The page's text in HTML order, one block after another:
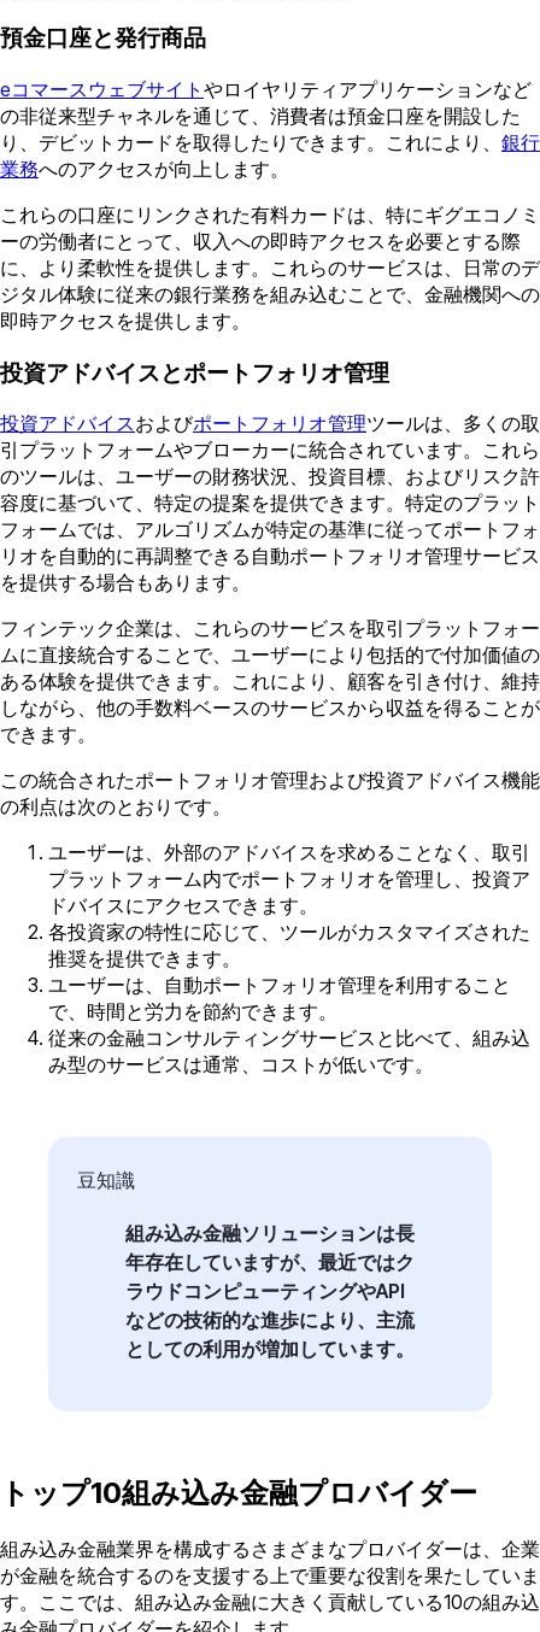
預金口座と発行商品
eコマースウェブサイト やロイヤリティアプリケーションなど
の非従来型チャネルを通じて、消費者は預金口座を開設した
り、デビットカードを取得したりできます。これにより、 銀行
業務へのアクセスが向上します。
これらの口座にリンクされた有料カードは、特にギグエコノミ
ーの労働者にとって、収入への即時アクセスを必要とする際
に、より柔軟性を提供します。これらのサービスは、日常のデ
ジタル体験に従来の銀行業務を組み込むことで、金融機関への
即時アクセスを提供します。
投資アドバイスとポートフォリオ管理
投資アドバイスおよびポートフォリオ管理ツールは、多くの取
引プラットフォームやブローカーに統合されています。これら
のツールは、ユーザーの財務状況、投資目標、およびリスク許
容度に基づいて、特定の提案を提供できます。特定のプラット
フォームでは、アルゴリズムが特定の基準に従ってポートフォ
リオを自動的に再調整できる自動ポートフォリオ管理サービス
を提供する場合もあります。
フィンテック企業は、これらのサービスを取引プラットフォー
ムに直接統合することで、ユーザーにより包括的で付加価値の
ある体験を提供できます。これにより、顧客を引き付け、維持
しながら、他の手数料ベースのサービスから収益を得ることが
できます。
この統合されたポートフォリオ管理および投資アドバイス機能
の利点は次のとおりです。
ユーザーは、外部のアドバイスを求めることなく、取引
プラットフォーム内でポートフォリオを管理し、投資ア
ドバイスにアクセスできます。
各投資家の特性に応じて、ツールがカスタマイズされた
推奨を提供できます。
ユーザーは、自動ポートフォリオ管理を利用すること
で、時間と労力を節約できます。
従来の金融コンサルティングサービスと比べて、組み込
み型のサービスは通常、コストが低いです。
組み込み金融ソリューションは長
年存在していますが、最近ではク
ラウドコンピューティングやAPI
などの技術的な進歩により、主流
としての利用が増加しています。
豆知識
トップ10組み込み金融プロバイダー
組み込み金融業界を構成するさまざまなプロバイダーは、企業
が金融を統合するのを支援する上で重要な役割を果たしていま
す。ここでは、組み込み金融に大きく貢献している10の組み込